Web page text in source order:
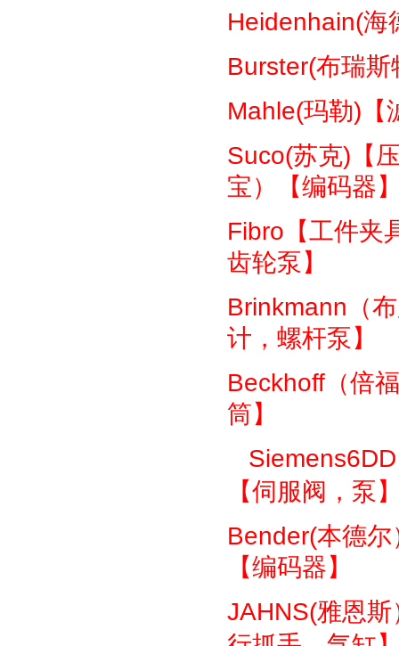
Heidenhain(海
Burster(布瑞斯
Mahle(玛勒)
Suco(苏克) 【
宝）【编码器
Fibro 【工件
齿轮泵】
Brinkmann （
计，螺杆泵】
Beckhoff （倍
筒】
Siemens6DD
【伺服阀，泵
Bender(本德尔
【编码器】
JAHNS(雅恩斯